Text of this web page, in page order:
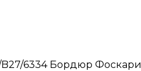
B27/6334 Бордюр Фоскари